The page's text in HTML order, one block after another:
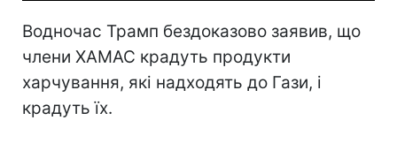
Водночас Трамп бездоказово заявив, що
члени ХАМАС крадуть продукти
харчування, які надходять до Гази, і
крадуть їх.